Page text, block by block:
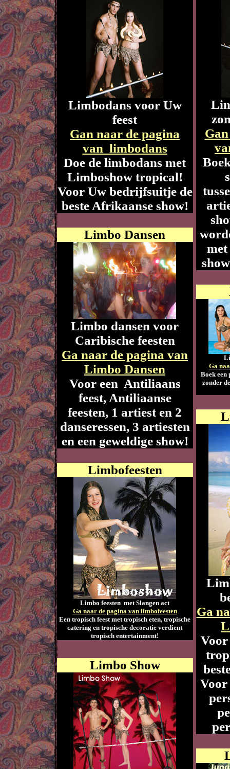
Limbodans voor Uw
feest
Gan naar de pagina
van limbodans
Doe de limbodans met
Limboshow tropical!
Voor Uw bedrijfsuitje de
beste Afrikaanse show!
Limbo Dansen
Limbo dansen voor
Caribische feesten
Ga naar de pagina van
Limbo Dansen
Voor een Antiliaans
feest, Antiliaanse
feesten, 1 artiest en 2
danseressen, 3 artiesten
en een geweldige show!
Limbofeesten
Limbo feesten met Slangen act
Ga naar de pagina van limbofeesten
Een tropisch feest met tropisch eten, tropische
catering en tropische decoratie verdient
tropisch entertainment!
Limbo Show
Ga
Boek een
zonder
Ga
Voor
Voor